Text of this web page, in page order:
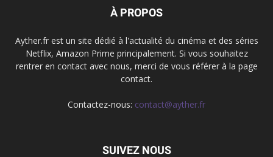
À PROPOS
Ayther.fr est un site dédié à l'actualité du cinéma et des séries
Netflix, Amazon Prime principalement. Si vous souhaitez
rentrer en contact avec nous, merci de vous référer à la page
contact.
Contactez-nous: contact@ayther.fr
SUIVEZ NOUS